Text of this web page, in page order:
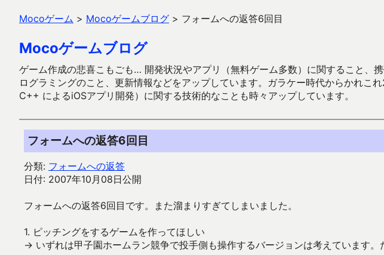
Mocoゲーム > Mocoゲームブログ > フォームへの返答6回目
Mocoゲームブログ
ゲーム作成の悲喜こもごも… 開発状況やアプリ（無料ゲーム多数）に関すること
ログラミングのこと、更新情報などをアップしています。ガラケー時代からかれ
C++ によるiOSアプリ開発）に関する技術的なことも時々アップしています。
フォームへの返答6回目
分類: フォームへの返答
日付: 2007年10月08日公開
フォームへの返答6回目です。また溜まりすぎてしまいました。
1. ピッチングをするゲームを作ってほしい
→ いずれは甲子園ホームラン競争で投手側も操作するバージョンは考えています。